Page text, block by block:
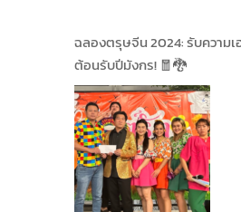
ฉลองตรุษจีน 2024: รับความเ
ต้อนรับปีมังกร! 🧧🐉